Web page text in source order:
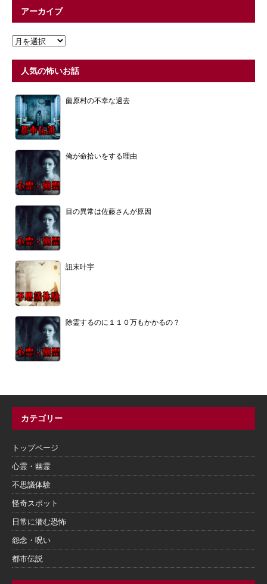
アーカイブ
人気の怖いお話
薗原村の不幸な過去
俺が命拾いをする理由
目の異常は佐藤さんが原因
詛末叶宇
除霊するのに１１０万もかかるの？
カテゴリー
トップページ
心霊・幽霊
不思議体験
怪奇スポット
日常に潜む恐怖
怨念・呪い
都市伝説